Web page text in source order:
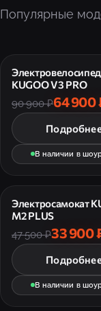
Популярные
Электровелосипед
KUGOO V3 PRO
90 900 ₽64 900
В наличии в
Электросамокат
M2 PLUS
47 500 ₽33 900
В наличии в